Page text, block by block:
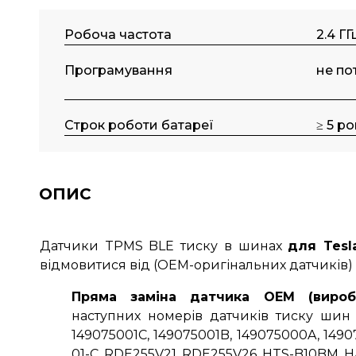
Робоча частота 2.4
Програмування не
Строк роботи батареї ≥ 5
ОПИС
Датчики TPMS BLE тиску в шинах для
відмовитися від (OEM-оригінальних
Пряма заміна датчика OEM
наступних номерів датчиків тиску шин
149075001C, 149075001B, 149075000A,